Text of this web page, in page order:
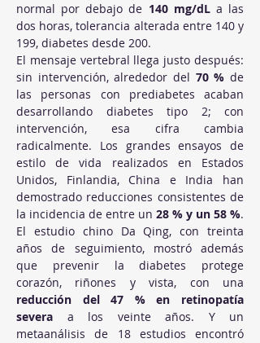
normal por debajo de 140 mg/dL a las
dos horas, tolerancia alterada entre 140 y
199, diabetes desde 200.
El mensaje vertebral llega justo después:
sin intervención, alrededor del 70 % de
las personas con prediabetes acaban
desarrollando diabetes tipo 2; con
intervención, esa cifra cambia
radicalmente. Los grandes ensayos de
estilo de vida realizados en Estados
Unidos, Finlandia, China e India han
demostrado reducciones consistentes de
la incidencia de entre un 28 % y un 58 %.
El estudio chino Da Qing, con treinta
años de seguimiento, mostró además
que prevenir la diabetes protege
reducción del 47 % en retinopatía
severa a los veinte años. Y un
metaanálisis de 18 estudios encontró